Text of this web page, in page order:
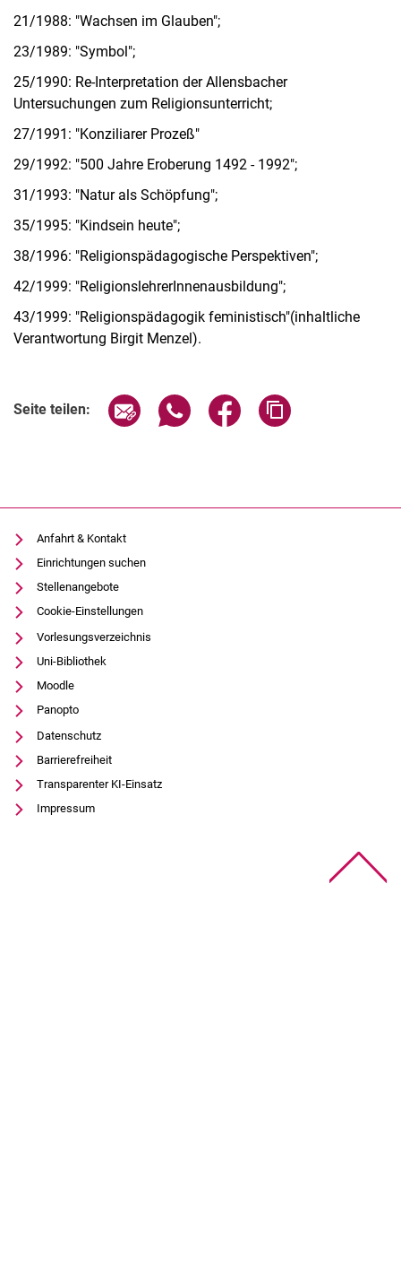
21/1988: "Wachsen im Glauben";
23/1989: "Symbol";
25/1990: Re-Interpretation der Allensbacher
Untersuchungen zum Religionsunterricht;
27/1991: "Konziliarer Prozeß"
29/1992: "500 Jahre Eroberung 1492 - 1992";
31/1993: "Natur als Schöpfung";
35/1995: "Kindsein heute";
38/1996: "Religionspädagogische Perspektiven";
42/1999: "ReligionslehrerInnenausbildung";
43/1999: "Religionspädagogik feministisch"(inhaltliche
Verantwortung Birgit Menzel).
Seite teilen: Seite über E-Mail teilen
Seite über WhatsApp teilen
Seite über Facebook
Anfahrt & Kontakt
Einrichtungen suchen
Stellenangebote
Cookie-Einstellungen
Vorlesungsverzeichnis
Uni-Bibliothek
Moodle
Panopto
Datenschutz
Barrierefreiheit
Transparenter KI-Einsatz
Impressum